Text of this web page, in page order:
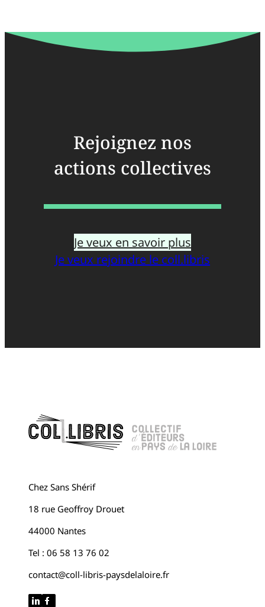
Rejoignez nos
actions collectives
Je veux en savoir plus
Je veux rejoindre le coll.libris
Chez Sans Shérif
18 rue Geoffroy Drouet
44000 Nantes
Tel : 06 58 13 76 02
contact@coll-libris-paysdelaloire.fr